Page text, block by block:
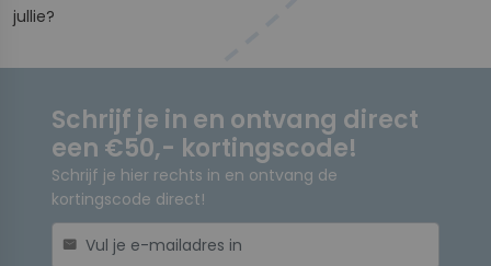
jullie?
Schrijf je in en ontvang direct
een €50,- kortingscode!
Schrijf je hier rechts in en ontvang de
kortingscode direct!
mail